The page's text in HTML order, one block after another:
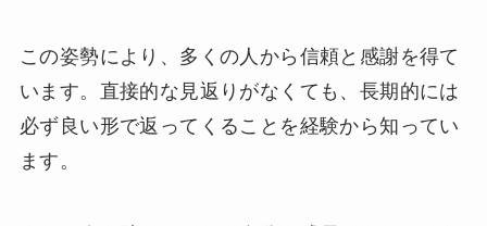
この姿勢により、多くの人から信頼と感謝を得て
います。直接的な見返りがなくても、長期的には
必ず良い形で返ってくることを経験から知ってい
ます。